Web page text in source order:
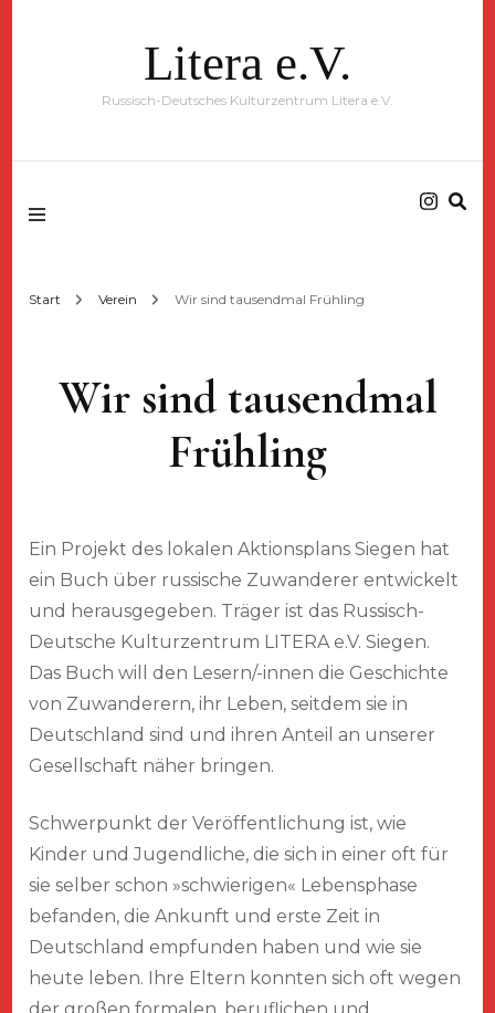
Litera e.V.
Russisch-Deutsches Kulturzentrum Litera e.V.
Start Verein Wir sind tausendmal Frühling
Wir sind tausendmal
Frühling
Ein Projekt des lokalen Aktionsplans Siegen hat
ein Buch über russische Zuwanderer entwickelt
und herausgegeben. Träger ist das Russisch-
Deutsche Kulturzentrum LITERA e.V. Siegen.
Das Buch will den Lesern/-innen die Geschichte
von Zuwanderern, ihr Leben, seitdem sie in
Deutschland sind und ihren Anteil an unserer
Gesellschaft näher bringen.
Schwerpunkt der Veröffentlichung ist, wie
Kinder und Jugendliche, die sich in einer oft für
sie selber schon »schwierigen« Lebensphase
befanden, die Ankunft und erste Zeit in
Deutschland empfunden haben und wie sie
heute leben. Ihre Eltern konnten sich oft wegen